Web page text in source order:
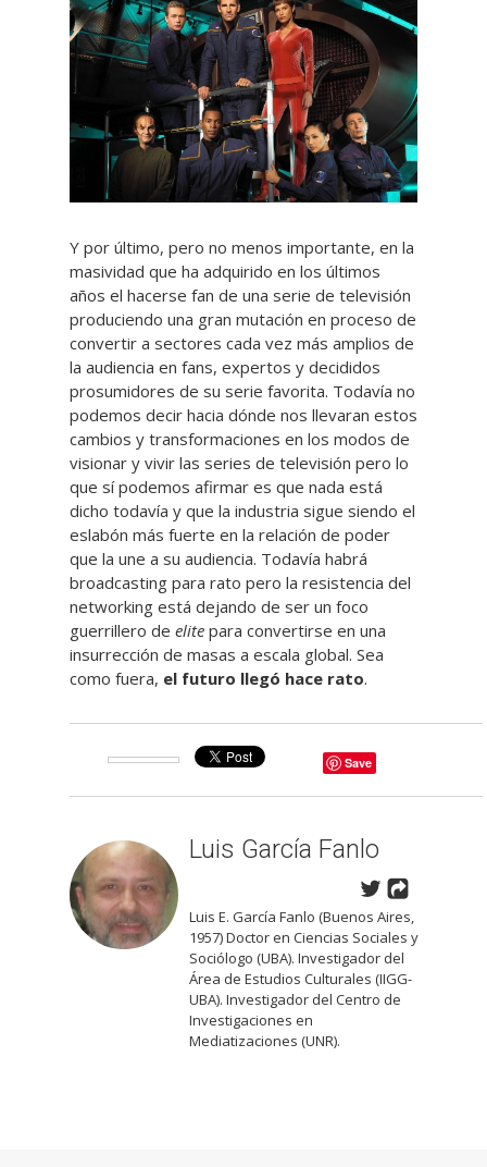
Y por último, pero no menos importante, en la
masividad que ha adquirido en los últimos
años el hacerse fan de una serie de televisión
produciendo una gran mutación en proceso de
convertir a sectores cada vez más amplios de
la audiencia en fans, expertos y decididos
prosumidores de su serie favorita. Todavía no
podemos decir hacia dónde nos llevaran estos
cambios y transformaciones en los modos de
visionar y vivir las series de televisión pero lo
que sí podemos afirmar es que nada está
dicho todavía y que la industria sigue siendo el
eslabón más fuerte en la relación de poder
que la une a su audiencia. Todavía habrá
broadcasting para rato pero la resistencia del
networking está dejando de ser un foco
guerrillero de elite para convertirse en una
insurrección de masas a escala global. Sea
como fuera, el futuro llegó hace rato.
Save
Luis García Fanlo
Luis E. García Fanlo (Buenos Aires,
1957) Doctor en Ciencias Sociales y
Sociólogo (UBA). Investigador del
Área de Estudios Culturales (IIGG-
UBA). Investigador del Centro de
Investigaciones en
Mediatizaciones (UNR).